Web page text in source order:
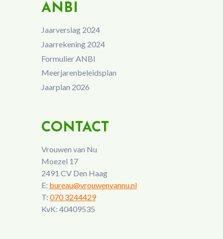
ANBI
Jaarverslag 2024
Jaarrekening 2024
Formulier ANBI
Meerjarenbeleidsplan
Jaarplan 2026
CONTACT
Vrouwen van Nu
Moezel 17
2491 CV Den Haag
E: bureau@vrouwenvannu.nl
T: 070 3244429
KvK: 40409535